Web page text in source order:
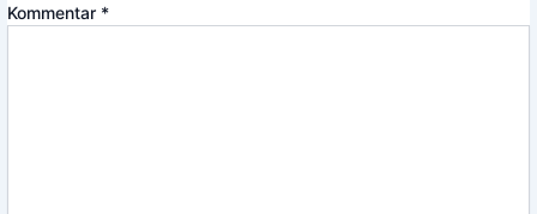
Kommentar *